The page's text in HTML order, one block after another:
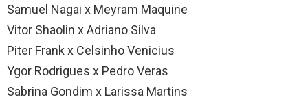
Samuel Nagai x Meyram Maquine
Vitor Shaolin x Adriano Silva
Piter Frank x Celsinho Venicius
Ygor Rodrigues x Pedro Veras
Sabrina Gondim x Larissa Martins